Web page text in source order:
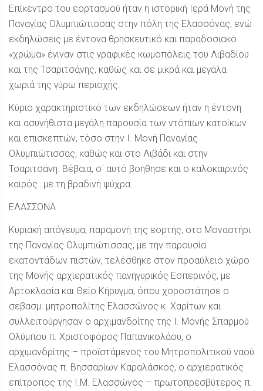
Επίκεντρο του εορτασμού ήταν η ιστορική Ιερά Μονή της
Παναγίας Ολυμπιώτισσας στην πόλη της Ελασσόνας, ενώ
εκδηλώσεις με έντονα θρησκευτικό και παραδοσιακό
«χρώμα» έγιναν στις γραφικές κωμοπόλεις του Λιβαδίου
και της Τσαριτσάνης, καθώς και σε μικρά και μεγάλα
χωριά της γύρω περιοχής.
Κύριο χαρακτηριστικό των εκδηλώσεων ήταν η έντονη
και ασυνήθιστα μεγάλη παρουσία των ντόπιων κατοίκων
και επισκεπτών, τόσο στην Ι. Μονή Παναγίας
Ολυμπιώτισσας, καθώς και στο Λιβάδι και στην
Τσαριτσάνη. Βέβαια, σ΄ αυτό βοήθησε και ο καλοκαιρινός
καιρός…με τη βραδινή ψύχρα.
ΕΛΑΣΣΟΝΑ
Κυριακή απόγευμα, παραμονή της εορτής, στο Μοναστήρι
της Παναγίας Ολυμπιώτισσας, με την παρουσία
εκατοντάδων πιστών, τελέσθηκε στον προαύλειο χώρο
της Μονής αρχιερατικός πανηγυρικός Εσπερινός, με
Αρτοκλασία και Θείο Κήρυγμα, όπου χοροστάτησε ο
σεβασμ. μητροπολίτης Ελασσώνος κ. Χαρίτων και
συλλειτούργησαν ο αρχιμανδρίτης της Ι. Μονής Σπαρμού
Ολύμπου π. Χριστοφόρος Παπανικολάου, ο
αρχιμανδρίτης – προϊστάμενος του Μητροπολιτικού ναού
Ελασσόνας π. Βησσαρίων Καραλάσκος, ο αρχιερατικός
επίτροπος της Ι.Μ. Ελασσώνος – πρωτοπρεσβύτερος π.